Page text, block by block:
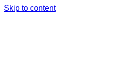
Skip to content